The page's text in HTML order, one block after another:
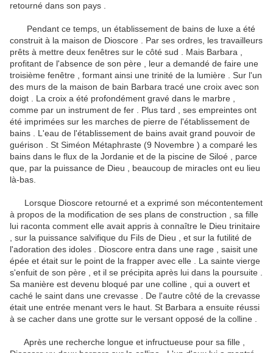
retourné dans son pays .
Pendant ce temps, un établissement de bains de luxe a été
construit à la maison de Dioscore .
Par ses ordres, les travailleurs
prêts à mettre deux fenêtres sur le côté sud .
Mais Barbara ,
profitant de l'absence de son père , leur a demandé de faire une
troisième fenêtre , formant ainsi une trinité de la lumière .
Sur l'un
des murs de la maison de bain Barbara tracé une croix avec son
doigt .
La croix a été profondément gravé dans le marbre ,
comme par un instrument de fer .
Plus tard , ses empreintes ont
été imprimées sur les marches de pierre de l'établissement de
bains .
L'eau de l'établissement de bains avait grand pouvoir de
guérison .
St Siméon Métaphraste (9 Novembre ) a comparé les
bains dans le flux de la Jordanie et de la piscine de Siloé , parce
que, par la puissance de Dieu , beaucoup de miracles ont eu lieu
là-bas.
Lorsque Dioscore retourné et a exprimé son mécontentement
à propos de la modification de ses plans de construction , sa fille
lui raconta comment elle avait appris à connaître le Dieu trinitaire
, sur la puissance salvifique du Fils de Dieu , et sur ​​la futilité de
l'adoration des idoles .
Dioscore entra dans une rage , saisit une
épée et était sur le point de la frapper avec elle .
La sainte vierge
s'enfuit de son père , et il se précipita après lui dans la poursuite .
Sa manière est devenu bloqué par une colline , qui a ouvert et
caché le saint dans une crevasse .
De l'autre côté de la crevasse
était une entrée menant vers le haut. St Barbara a ensuite réussi
à se cacher dans une grotte sur le versant opposé de la colline .
Après une recherche longue et infructueuse pour sa fille ,